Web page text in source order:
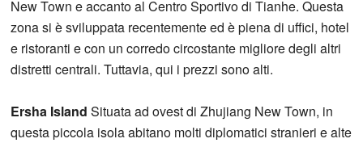
New Town e accanto al Centro Sportivo di Tianhe. Questa
zona si è sviluppata recentemente ed è piena di uffici, hotel
e ristoranti e con un corredo circostante migliore degli altri
distretti centrali. Tuttavia, qui i prezzi sono alti.
Ersha Island Situata ad ovest di Zhujiang New Town, in
questa piccola isola abitano molti diplomatici stranieri e alte